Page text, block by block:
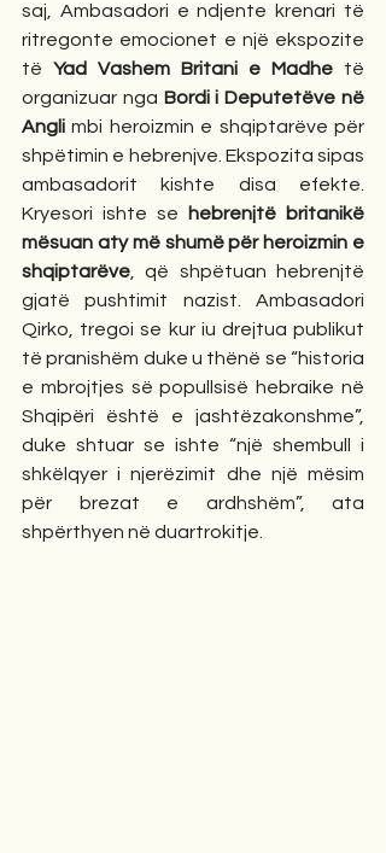
saj, Ambasadori e ndjente krenari të
ritregonte emocionet e një ekspozite
të Yad Vashem Britani e Madhe të
organizuar nga Bordi i Deputetëve në
Angli mbi heroizmin e shqiptarëve për
shpëtimin e hebrenjve. Ekspozita sipas
ambasadorit kishte disa efekte.
Kryesori ishte se
hebrenjtë britanikë
mësuan aty më shumë për heroizmin e
shqiptarëve, që shpëtuan hebrenjtë
gjatë pushtimit nazist. Ambasadori
Qirko, tregoi se kur iu drejtua publikut
të pranishëm duke u thënë se “historia
e mbrojtjes së popullsisë hebraike në
Shqipëri është e jashtëzakonshme”,
duke shtuar se ishte “një shembull i
shkëlqyer i njerëzimit dhe një mësim
për brezat e ardhshëm”, ata
shpërthyen në duartrokitje.